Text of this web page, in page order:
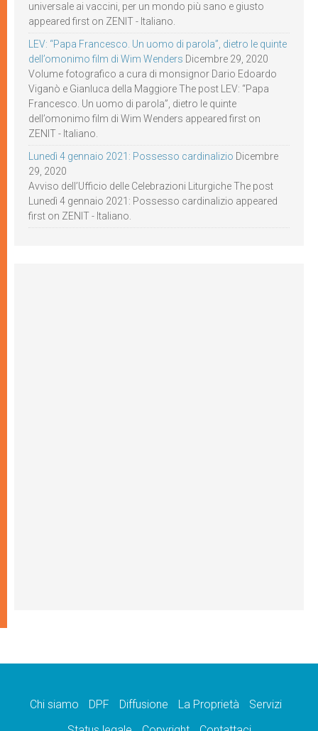
universale ai vaccini, per un mondo più sano e giusto
appeared first on ZENIT - Italiano.
LEV: “Papa Francesco. Un uomo di parola”, dietro le quinte
dell’omonimo film di Wim Wenders Dicembre 29, 2020
Volume fotografico a cura di monsignor Dario Edoardo
Viganò e Gianluca della Maggiore The post LEV: “Papa
Francesco. Un uomo di parola”, dietro le quinte
dell’omonimo film di Wim Wenders appeared first on
ZENIT - Italiano.
Lunedì 4 gennaio 2021: Possesso cardinalizio Dicembre
29, 2020
Avviso dell’Ufficio delle Celebrazioni Liturgiche The post
Lunedì 4 gennaio 2021: Possesso cardinalizio appeared
first on ZENIT - Italiano.
Chi siamo DPF Diffusione La Proprietà
Servizi